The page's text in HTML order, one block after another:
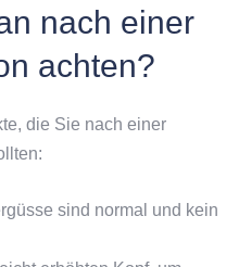
nach einer
achten?
die Sie nach einer
sind normal und kein